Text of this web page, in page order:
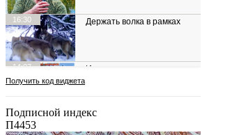
Подписной индекс
П4453